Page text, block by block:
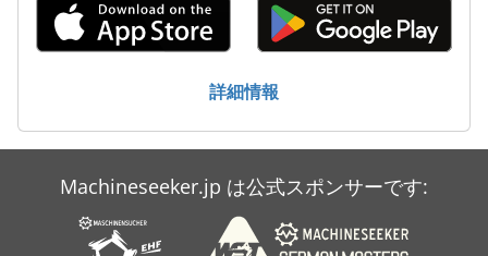
Case Ih Mx 110
Case Ih Mx 150
Case Ih Mx 285
Case Ih Stx 530
詳細情報
Machineseeker.jp は公式スポンサーです: